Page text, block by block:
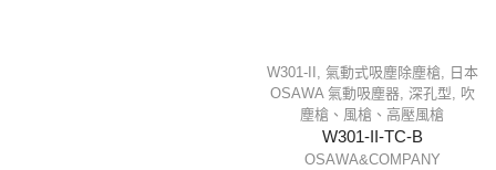
W301-II , 氣動式吸塵除塵槍, 日本
OSAWA 氣動吸塵器, 深孔型, 吹
塵槍、風槍、高壓風槍
W301-II-TC-B
OSAWA&COMPANY